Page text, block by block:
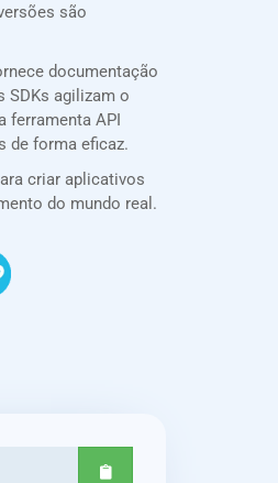
são
documentação
agilizam o
ferramenta API
de forma eficaz.
criar aplicativos
do mundo real.